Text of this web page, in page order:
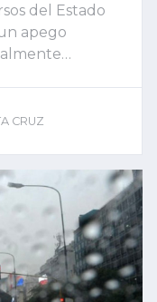
del Estado
apego
N°
provincia
CRUZ